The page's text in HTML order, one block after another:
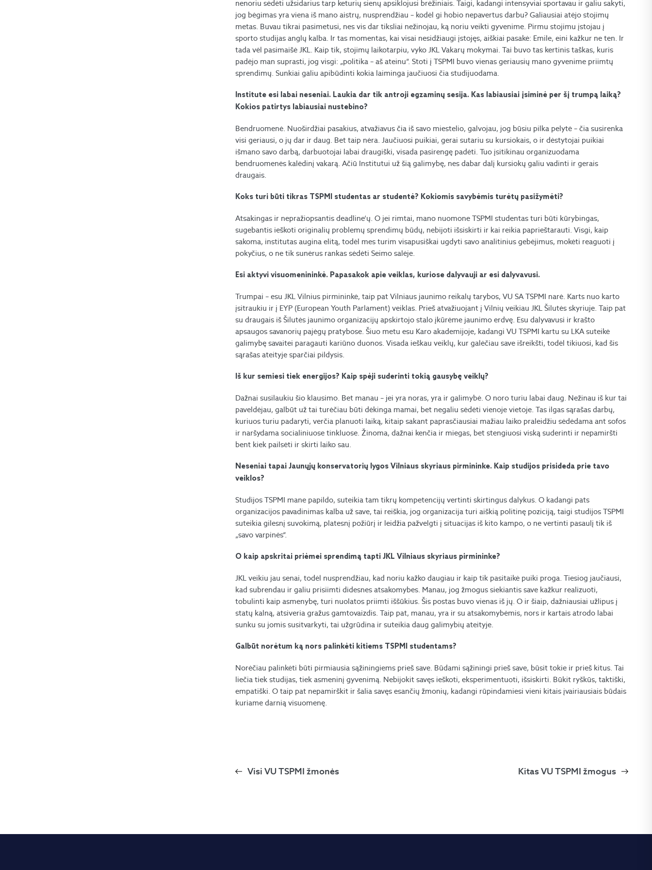
nenoriu sėdėti užsidarius tarp keturių sienų apsiklojusi brėžiniais. Taigi, kadangi intensyviai sportavau ir galiu sakyti,
jog bėgimas yra viena iš mano aistrų, nusprendžiau – kodėl gi hobio nepavertus darbu? Galiausiai atėjo stojimų
metas. Buvau tikrai pasimetusi, nes vis dar tiksliai nežinojau, ką noriu veikti gyvenime. Pirmu stojimu įstojau į
sporto studijas anglų kalba. Ir tas momentas, kai visai nesidžiaugi įstojęs, aiškiai pasakė: Emile, eini kažkur ne ten. Ir
tada vėl pasimaišė JKL. Kaip tik, stojimų laikotarpiu, vyko JKL Vakarų mokymai. Tai buvo tas kertinis taškas, kuris
padėjo man suprasti, jog visgi: „politika – aš ateinu“. Stoti į TSPMI buvo vienas geriausių mano gyvenime priimtų
sprendimų. Sunkiai galiu apibūdinti kokia laiminga jaučiuosi čia studijuodama.
Institute esi labai neseniai. Laukia dar tik antroji egzaminų sesija. Kas labiausiai įsiminė per šį trumpą laiką?
Kokios patirtys labiausiai nustebino?
Bendruomenė. Nuoširdžiai pasakius, atvažiavus čia iš savo miestelio, galvojau, jog būsiu pilka pelytė – čia susirenka
visi geriausi, o jų dar ir daug. Bet taip nėra. Jaučiuosi puikiai, gerai sutariu su kursiokais, o ir dėstytojai puikiai
išmano savo darbą, darbuotojai labai draugiški, visada pasirengę padėti. Tuo įsitikinau organizuodama
bendruomenės kalėdinį vakarą. Ačiū Institutui už šią galimybę, nes dabar dalį kursiokų galiu vadinti ir gerais
draugais.
Koks turi būti tikras TSPMI studentas ar studentė? Kokiomis savybėmis turėtų pasižymėti?
Atsakingas ir nepražiopsantis deadline‘ų. O jei rimtai, mano nuomone TSPMI studentas turi būti kūrybingas,
sugebantis ieškoti originalių problemų sprendimų būdų, nebijoti išsiskirti ir kai reikia paprieštarauti. Visgi, kaip
sakoma, institutas augina elitą, todėl mes turim visapusiškai ugdyti savo analitinius gebėjimus, mokėti reaguoti į
pokyčius, o ne tik sunėrus rankas sėdėti Seimo salėje.
Esi aktyvi visuomenininkė. Papasakok apie veiklas, kuriose dalyvauji ar esi dalyvavusi.
Trumpai – esu JKL Vilnius pirmininkė, taip pat Vilniaus jaunimo reikalų tarybos, VU SA TSPMI narė. Karts nuo karto
įsitraukiu ir į EYP (European Youth Parlament) veiklas. Prieš atvažiuojant į Vilnių veikiau JKL Šilutės skyriuje. Taip pat
su draugais iš Šilutės jaunimo organizacijų apskirtojo stalo įkūrėme jaunimo erdvę. Esu dalyvavusi ir krašto
apsaugos savanorių pajėgų pratybose. Šiuo metu esu Karo akademijoje, kadangi VU TSPMI kartu su LKA suteikė
galimybę savaitei paragauti kariūno duonos. Visada ieškau veiklų, kur galėčiau save išreikšti, todėl tikiuosi, kad šis
sąrašas ateityje sparčiai pildysis.
Iš kur semiesi tiek energijos? Kaip spėji suderinti tokią gausybę veiklų?
Dažnai susilaukiu šio klausimo. Bet manau – jei yra noras, yra ir galimybė. O noro turiu labai daug. Nežinau iš kur tai
paveldėjau, galbūt už tai turėčiau būti dėkinga mamai, bet negaliu sėdėti vienoje vietoje. Tas ilgas sąrašas darbų,
kuriuos turiu padaryti, verčia planuoti laiką, kitaip sakant paprasčiausiai mažiau laiko praleidžiu sėdėdama ant sofos
ir naršydama socialiniuose tinkluose. Žinoma, dažnai kenčia ir miegas, bet stengiuosi viską suderinti ir nepamiršti
bent kiek pailsėti ir skirti laiko sau.
Neseniai tapai Jaunųjų konservatorių lygos Vilniaus skyriaus pirmininke. Kaip studijos prisideda prie tavo
veiklos?
Studijos TSPMI mane papildo, suteikia tam tikrų kompetencijų vertinti skirtingus dalykus. O kadangi pats
organizacijos pavadinimas kalba už save, tai reiškia, jog organizacija turi aiškią politinę poziciją, taigi studijos TSPMI
suteikia gilesnį suvokimą, platesnį požiūrį ir leidžia pažvelgti į situacijas iš kito kampo, o ne vertinti pasaulį tik iš
„savo varpinės“.
O kaip apskritai priėmei sprendimą tapti JKL Vilniaus skyriaus pirmininke?
JKL veikiu jau senai, todėl nusprendžiau, kad noriu kažko daugiau ir kaip tik pasitaikė puiki proga. Tiesiog jaučiausi,
kad subrendau ir galiu prisiimti didesnes atsakomybes. Manau, jog žmogus siekiantis save kažkur realizuoti,
tobulinti kaip asmenybę, turi nuolatos priimti iššūkius. Šis postas buvo vienas iš jų. O ir šiaip, dažniausiai užlipus į
statų kalną, atsiveria gražus gamtovaizdis. Taip pat, manau, yra ir su atsakomybėmis, nors ir kartais atrodo labai
sunku su jomis susitvarkyti, tai užgrūdina ir suteikia daug galimybių ateityje.
Galbūt norėtum ką nors palinkėti kitiems TSPMI studentams?
Norėčiau palinkėti būti pirmiausia sąžiningiems prieš save. Būdami sąžiningi prieš save, būsit tokie ir prieš kitus. Tai
liečia tiek studijas, tiek asmeninį gyvenimą. Nebijokit savęs ieškoti, eksperimentuoti, išsiskirti. Būkit ryškūs, taktiški,
empatiški. O taip pat nepamirškit ir šalia savęs esančių žmonių, kadangi rūpindamiesi vieni kitais įvairiausiais būdais
kuriame darnią visuomenę.
Visi VU TSPMI žmonės Kitas VU TSPMI žmogus